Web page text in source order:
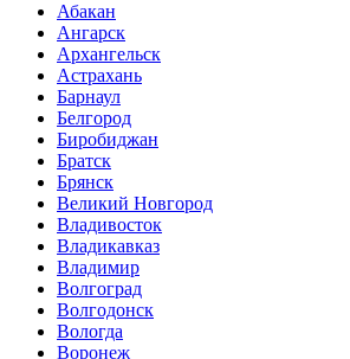
Абакан
Ангарск
Архангельск
Астрахань
Барнаул
Белгород
Биробиджан
Братск
Брянск
Великий Новгород
Владивосток
Владикавказ
Владимир
Волгоград
Волгодонск
Вологда
Воронеж